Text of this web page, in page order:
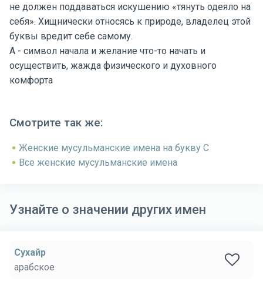
не должен поддаваться искушению «тянуть одеяло на
себя». Хищнически относясь к природе, владелец этой
буквы вредит себе самому.
А - символ начала и желание что-то начать и
осуществить, жажда физического и духовного
комфорта
Смотрите так же:
Женские мусульманские имена на букву С
Все женские мусульманские имена
Узнайте о значении других имен
Сухайр
арабское